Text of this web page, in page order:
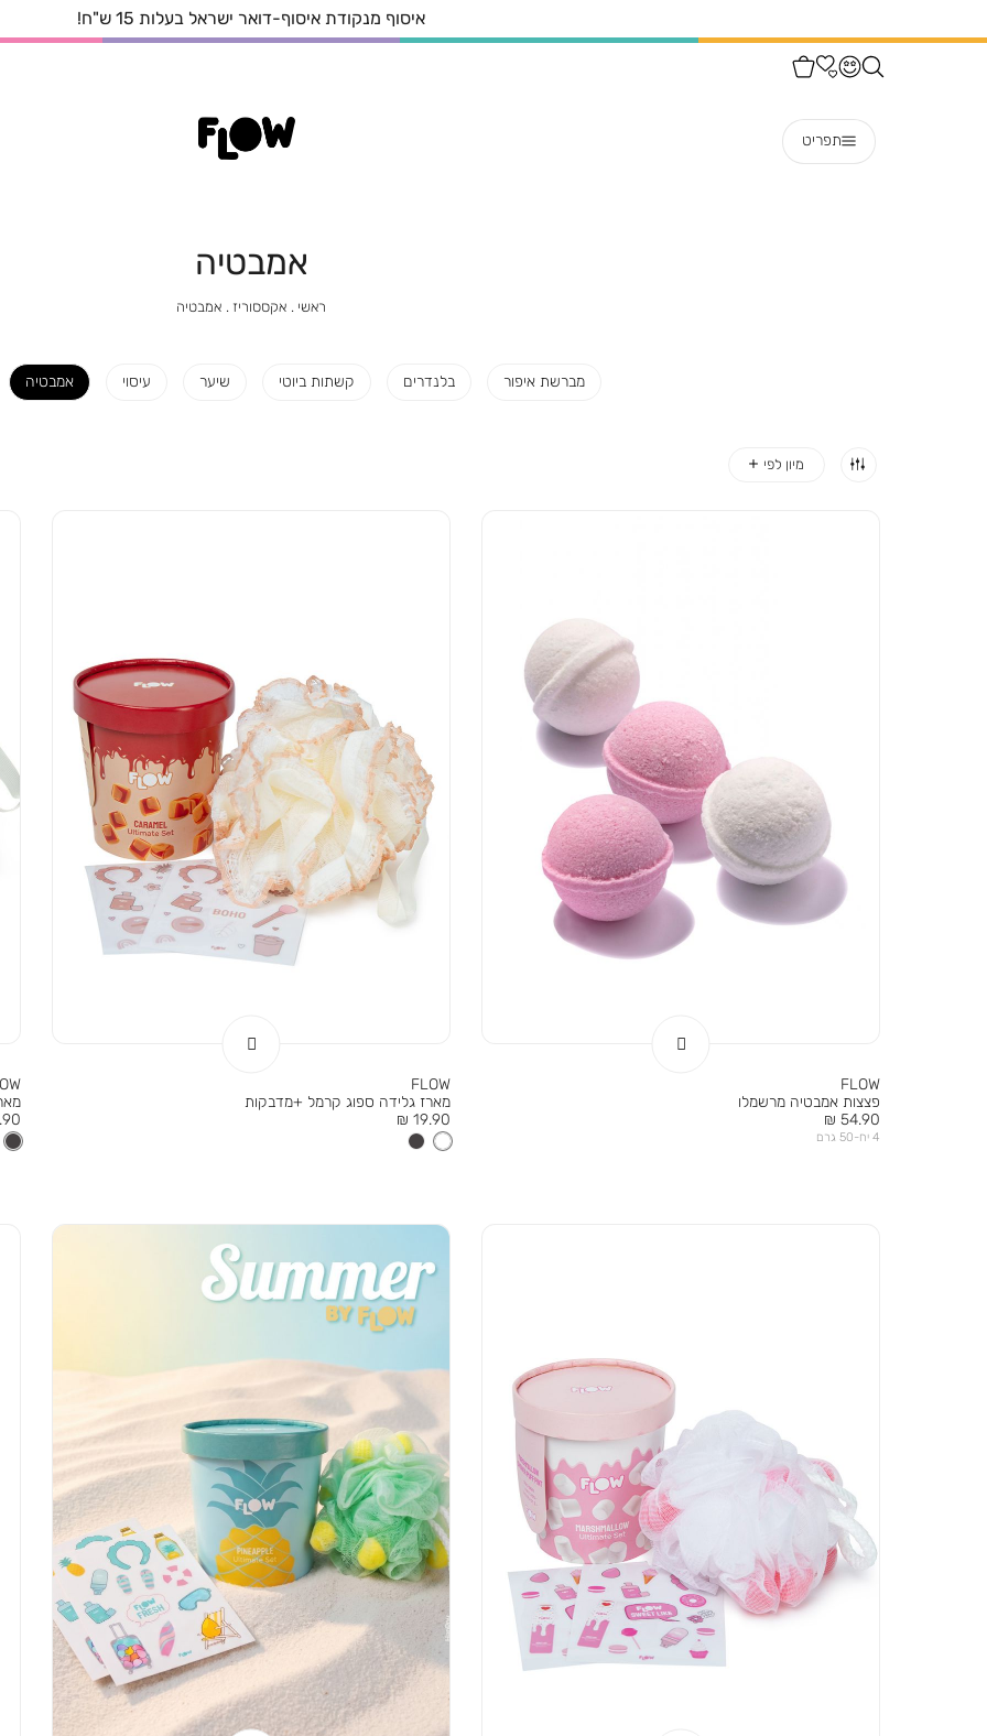
איסוף מנקודת איסוף-דואר ישראל בעלות 15 ש"ח!
תפריט
אמבטיה
ראשי ראשי
אקססוריז אקססוריז
אמבטיה
מברשת איפור בלנדרים קשתות ביוטי שיער עיסוי אמבטיה
FLOW
פצצות אמבטיה מרשמלו
מחיר
מוצר
54.90 ₪
4 יח-50 גרם
FLOW
מארז גלידה ספוג קרמל +מדבקות
מחיר
מוצר
19.90 ₪
מוצר
₪